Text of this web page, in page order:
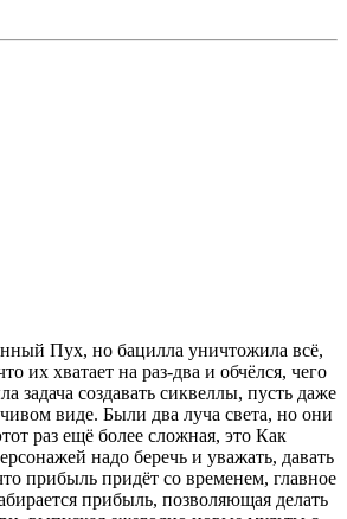
Пух, но бацилла уничтожила всё,
хватает на раз-два и обчёлся, чего
задача создавать сиквеллы, пусть даже
виде. Были два луча света, но они
раз ещё более сложная, это Как
надо беречь и уважать, давать
прибыль придёт со временем, главное
прибыль, позволяющая делать